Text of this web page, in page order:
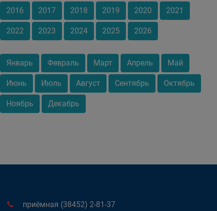
2016 2017 2018 2019 2020 2021
2022 2023 2024 2025 2026
Январь Февраль Март Апрель Май
Июнь Июль Август Сентябрь Октябрь
Ноябрь Декабрь
приёмная (38452) 2-81-37